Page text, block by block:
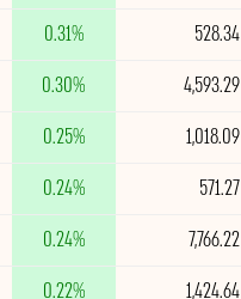
528.34
0.31%
4,593.29
0.30%
1,018.09
0.25%
571.27
0.24%
7,766.22
0.24%
1,424.64
0.22%